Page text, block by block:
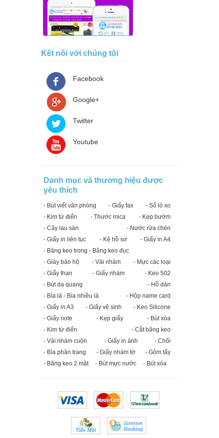
Kết nối với chúng tôi
Facebook
Google+
Twitter
Youtube
Danh mục và thương hiệu được
yêu thích
- Bút viết văn phòng - Giấy fax
- Sổ lò xo
- Kim từ điển
- Thước mica
- Kẹp bướm
- Cây lau sàn
- Nước rửa chén
- Giấy in liên tục
- Kệ hồ sơ
- Giấy in A4
- Băng keo trong - Băng keo đục
- Giày bảo hộ
- Vải nhám
- Mực các loại
- Giấy than
- Giấy nhám
- Keo 502
- Bút dạ quang
- Hồ dán
- Bìa lá - Bìa nhiều lá
- Hộp name card
- Giấy in A3
- Giấy vệ sinh
- Keo Silicone
- Giấy note
- Kẹp giấy
- Bút xóa
- Kim từ điển
- Cắt băng keo
- Vải nhám cuộn
- Giấy in ảnh
- Chổi
- Bìa phân trang
- Giấy nhám tờ
- Gôm tẩy
- Băng keo 2 mặt
- Bút mực nước - Bút xóa